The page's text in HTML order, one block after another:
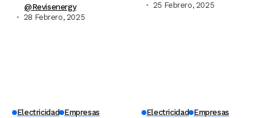
@revisenergy
28 Febrero, 2025
25 Febrero, 2025
Electricidad Empresas Electricidad Empresas